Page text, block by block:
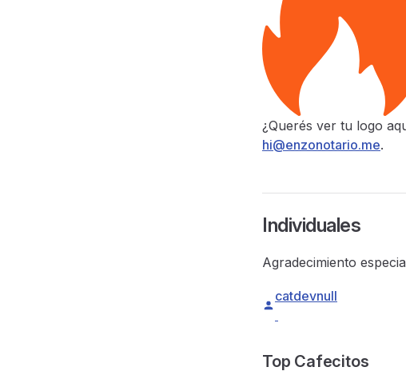
¿Querés ver tu logo
hi@enzonotario.me.
Individuales
Agradecimiento
catdevnull
Top Cafecitos